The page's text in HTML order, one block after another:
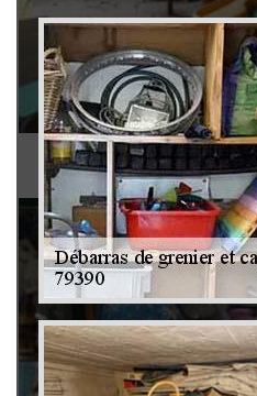
Débarras de